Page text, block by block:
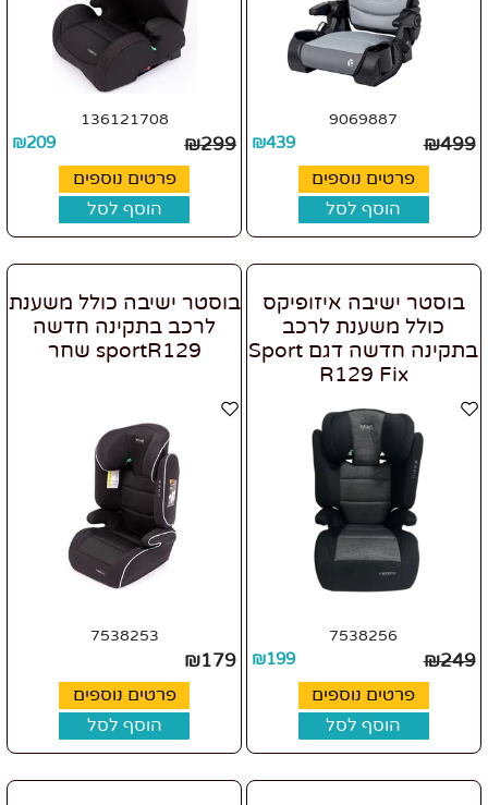
9069887
₪499
₪439
פרטים נוספים
הוסף לסל
136121708
₪299
₪209
פרטים נוספים
הוסף לסל
בוסטר ישיבה איזופיקס
כולל משענת לרכב
בתקינה חדשה דגם Sport
R129 Fix
7538256
₪249
₪199
פרטים נוספים
הוסף לסל
בוסטר ישיבה כולל משענת
לרכב בתקינה חדשה
sportR129 שחר
7538253
₪179
פרטים נוספים
הוסף לסל